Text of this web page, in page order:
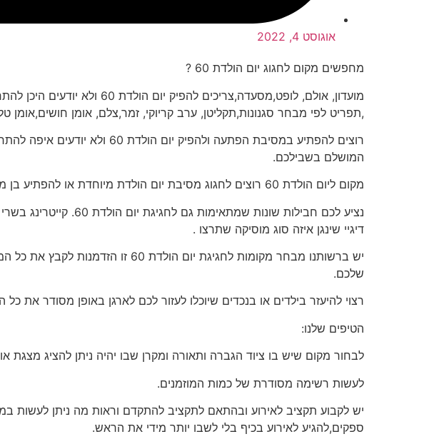
אוגוסט 4, 2022
מחפשים מקום לחגוג יום הולדת 60 ?
מועדון, אולם,
,תפריט לפי מבחר סגנונות,תקליטן, ערב קריוקי, זמר,צלם, אומן חושים,אומן
רוצים להפתיע במסיבת הפתעה
המושלם בשבילכם.
מקום ליום הולדת 60 רוצים לחגוג מסיבת יום הולדת מיוחדת או להפתיע בן משפחה או חבר אהוב במסיבת הפתעה פנו אלינו ונדאג לכם .
נציע לכם חבילות
דיגיי שינגן איזה סוג מוסיקה שתרצו .
יש ברשותנו מבחר מקומות לחגיגת
שלכם.
רצוי להיעזר בילדים או בנכדים שיוכלו לעזור לכם לארגן באופן מסודר את כל
הטיפים שלנו:
לבחור מקום שיש בו ציוד הגברה ותאורה ומקרן שבו יהיה ניתן להציג מצגת
לעשות רשימה מסודרת של כמות המוזמנים.
יש לקבוע תקציב לאירוע ובהתאם לתקציב להתקדם וראות מה ניתן
ספקים,להגיע לאירוע בכיף בלי לשבו יותר מידי את הראש.